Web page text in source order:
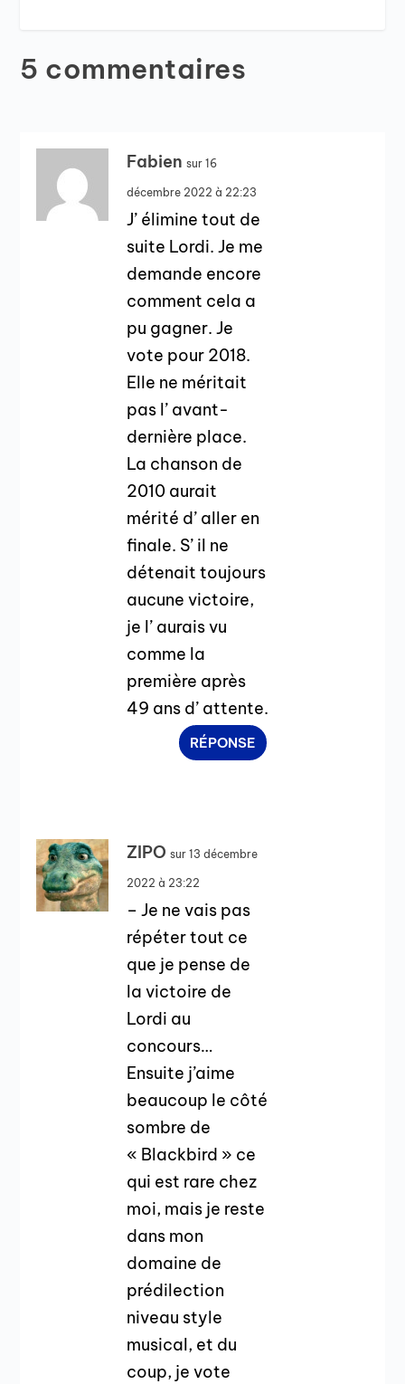
5 commentaires
Fabien sur 16
décembre 2022 à 22:23
J’ élimine tout de
suite Lordi. Je me
demande encore
comment cela a
pu gagner. Je
vote pour 2018.
Elle ne méritait
pas l’ avant-
dernière place.
La chanson de
2010 aurait
mérité d’ aller en
finale. S’ il ne
détenait toujours
aucune victoire,
je l’ aurais vu
comme la
première après
49 ans d’ attente.
RÉPONSE
ZIPO sur 13 décembre
2022 à 23:22
– Je ne vais pas
répéter tout ce
que je pense de
la victoire de
Lordi au
concours…
Ensuite j’aime
beaucoup le côté
sombre de
« Blackbird » ce
qui est rare chez
moi, mais je reste
dans mon
domaine de
prédilection
niveau style
musical, et du
coup, je vote